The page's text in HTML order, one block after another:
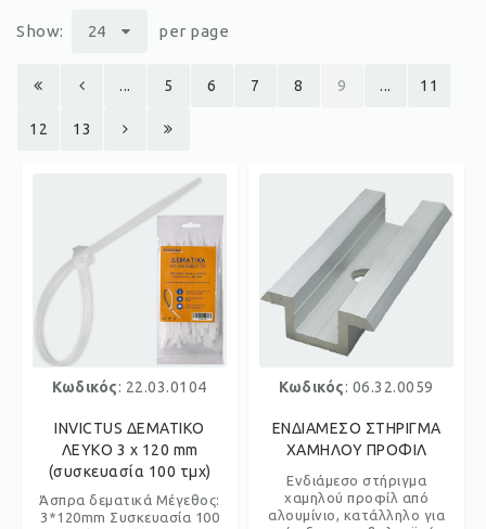
Show: 24 per page
... 5 6 7 8 9 ... 11
12 13
Κωδικός: 22.03.0104
INVICTUS ΔΕΜΑΤΙΚΟ
ΛΕΥΚΟ 3 x 120 mm
(συσκευασία 100 τμχ)
Άσπρα δεματικά Μέγεθος:
3*120mm Συσκευασία 100
Κωδικός: 06.32.0059
ΕΝΔΙΑΜΕΣΟ ΣΤΗΡΙΓΜΑ
ΧΑΜΗΛΟΥ ΠΡΟΦΙΛ
Ενδιάμεσο στήριγμα
χαμηλού προφίλ από
αλουμίνιο, κατάλληλο για